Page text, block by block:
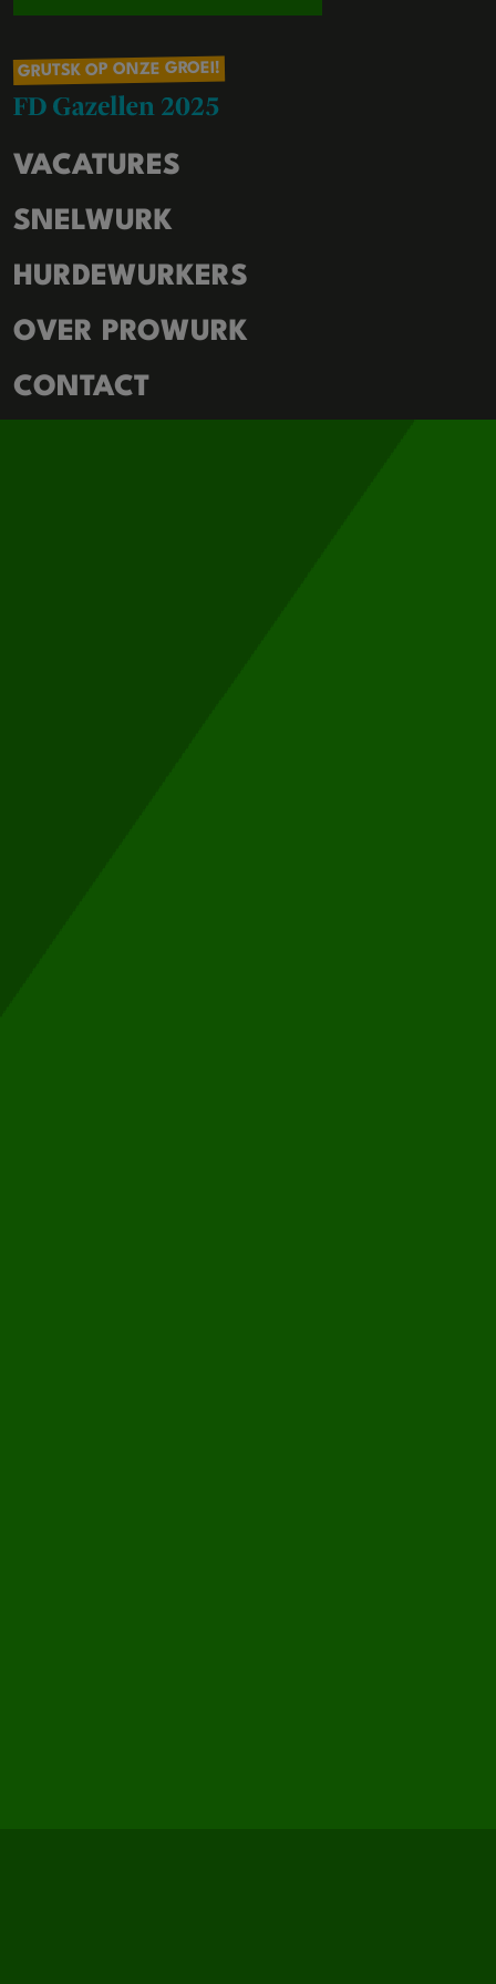
GRUTSK OP ONZE GROEI!
VACATURES
SNELWURK
HURDEWURKERS
OVER PROWURK
CONTACT